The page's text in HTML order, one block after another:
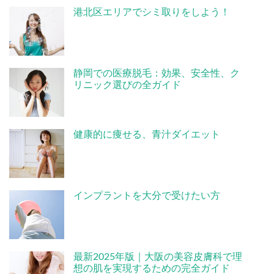
港北区エリアでシミ取りをしよう！
静岡での医療脱毛：効果、安全性、ク
リニック選びの全ガイド
健康的に痩せる、青汁ダイエット
インプラントを大分で受けたい方
最新2025年版｜大阪の美容皮膚科で理
想の肌を実現するための完全ガイド